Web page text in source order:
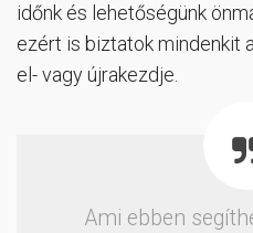
időnk és lehetőségünk
ezért is biztatok mindenkit
el- vagy újrakezdje.
Ami ebben